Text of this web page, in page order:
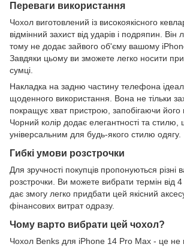
Переваги використання
Чохол виготовлений із високоякісного
відмінний захист від ударів і подряпин. Він
тому не додає зайвого об'єму вашому
Завдяки цьому ви зможете легко носити
сумці.
Накладка на задню частину телефона
щоденного використання. Вона не тільки
покращує хват пристрою, запобігаючи його
Чорний колір додає елегантності та
універсальним для будь-якого стилю одягу.
Гибкі умови розстрочки
Для зручності покупців пропонуються різні
розстрочки. Ви можете вибрати термін від
дає змогу легко придбати цей якісний
фінансових витрат одразу.
Чому варто вибрати цей чохол?
Чохол Benks для iPhone 14 Pro Max - це не